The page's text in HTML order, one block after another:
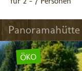
ÖKO